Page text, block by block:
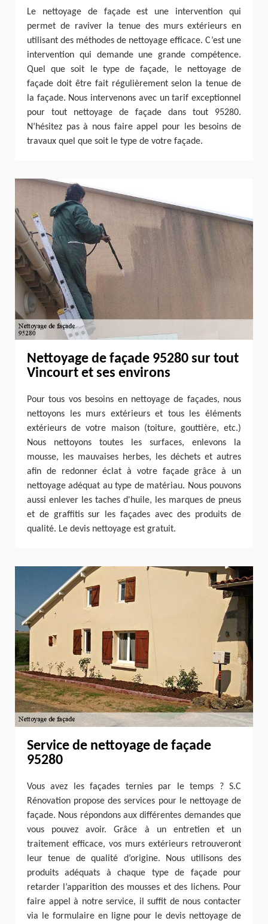
Le nettoyage de façade est une intervention qui
permet de raviver la tenue des murs extérieurs en
utilisant des méthodes de nettoyage efficace. C’est une
intervention qui demande une grande compétence.
Quel que soit le type de façade, le nettoyage de
façade doit être fait régulièrement selon la tenue de
la façade. Nous intervenons avec un tarif exceptionnel
pour tout nettoyage de façade dans tout 95280.
N’hésitez pas à nous faire appel pour les besoins de
travaux quel que soit le type de votre façade.
Nettoyage de façade 95280 sur tout
Vincourt et ses environs
Pour tous vos besoins en nettoyage de façades, nous
nettoyons les murs extérieurs et tous les éléments
extérieurs de votre maison (toiture, gouttière, etc.)
Nous nettoyons toutes les surfaces, enlevons la
mousse, les mauvaises herbes, les déchets et autres
afin de redonner éclat à votre façade grâce à un
nettoyage adéquat au type de matériau. Nous pouvons
aussi enlever les taches d'huile, les marques de pneus
et de graffitis sur les façades avec des produits de
qualité. Le devis nettoyage est gratuit.
Service de nettoyage de façade
95280
Vous avez les façades ternies par le temps ? S.C
Rénovation propose des services pour le nettoyage de
façade. Nous répondons aux différentes demandes que
vous pouvez avoir. Grâce à un entretien et un
traitement efficace, vos murs extérieurs retrouveront
leur tenue de qualité d’origine. Nous utilisons des
produits adéquats à chaque type de façade pour
retarder l’apparition des mousses et des lichens. Pour
faire appel à notre service, il suffit de nous contacter
via le formulaire en ligne pour le devis nettoyage de